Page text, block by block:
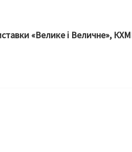
«Велике і Величне»,